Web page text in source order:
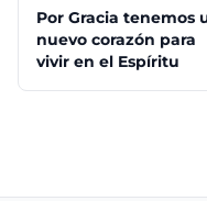
Por Gracia tenemos
nuevo corazón para
vivir en el Espíritu